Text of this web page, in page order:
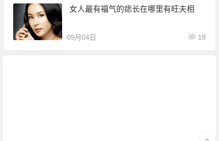
女人最有福气的痣长在哪里有旺夫相
09月04日 18